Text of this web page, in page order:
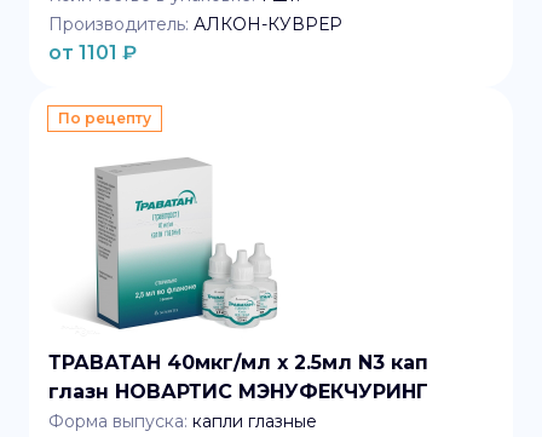
Производитель: АЛКОН-КУВРЕР
от 1101 ₽
По рецепту
ТРАВАТАН 40мкг/мл x 2.5мл N3 кап
глазн НОВАРТИС МЭНУФЕКЧУРИНГ
Форма выпуска: капли глазные